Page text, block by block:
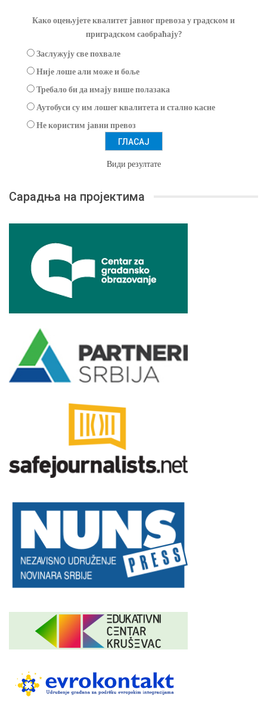
Како оцењујете квалитет јавног превоза у градском и
приградском саобраћају?
Заслужују све похвале
Није лоше али може и боље
Требало би да имају више полазака
Аутобуси су им лошег квалитета и стално касне
Не користим јавни превоз
Види резултате
Сарадња на пројектима